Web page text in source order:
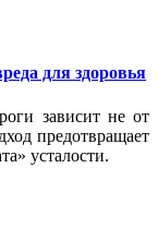
для здоровья
зависит не от
предотвращает
усталости.